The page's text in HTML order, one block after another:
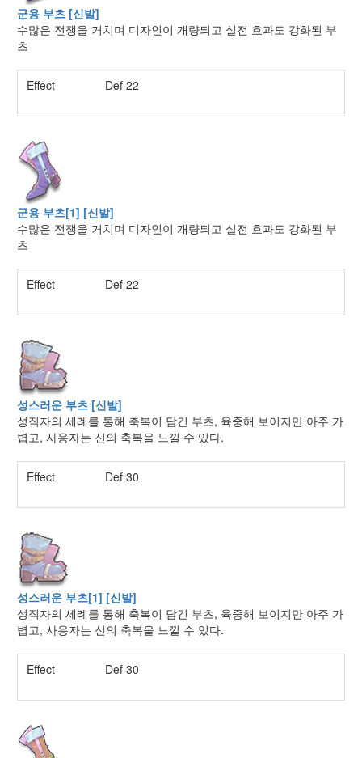
군용 부츠 [신발]
수많은 전쟁을 거치며 디자인이 개량되고 실전 효과도 강화된 부
츠
Effect Def 22
군용 부츠[1] [신발]
수많은 전쟁을 거치며 디자인이 개량되고 실전 효과도 강화된 부
츠
Effect Def 22
성스러운 부츠 [신발]
성직자의 세례를 통해 축복이 담긴 부츠, 육중해 보이지만 아주 가
볍고, 사용자는 신의 축복을 느낄 수 있다.
Effect Def 30
성스러운 부츠[1] [신발]
성직자의 세례를 통해 축복이 담긴 부츠, 육중해 보이지만 아주 가
볍고, 사용자는 신의 축복을 느낄 수 있다.
Effect Def 30